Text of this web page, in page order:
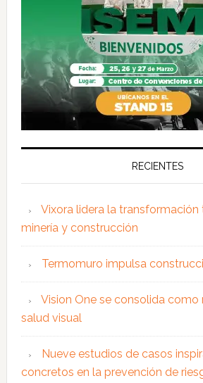
RECIENTES
Vixora lidera la
minería y construcción
Termomuro impulsa
Vision One se consolida como
salud visual
Nueve estudios de casos
concretos en la prevención de